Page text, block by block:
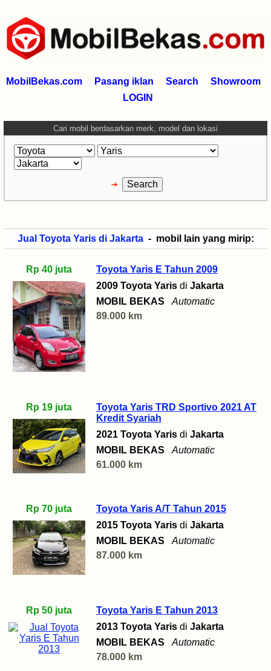
MobilBekas.com Pasang iklan Search
Showroom
LOGIN
Cari mobil berdasarkan merk, model dan lokasi
Jual Toyota Yaris di Jakarta- mobil lain yang mirip:
Rp 40 juta
Toyota Yaris E Tahun 2009
2009 Toyota Yaris di Jakarta
MOBIL BEKAS
Automatic
89.000 km
Rp 19 juta
Toyota Yaris TRD Sportivo 2021 AT
Kredit Syariah
2021 Toyota Yaris di Jakarta
MOBIL BEKAS
Automatic
61.000 km
Rp 70 juta
Toyota Yaris A/T Tahun 2015
2015 Toyota Yaris di Jakarta
MOBIL BEKAS
Automatic
87.000 km
Rp 50 juta
Toyota Yaris E Tahun 2013
2013 Toyota Yaris di Jakarta
MOBIL BEKAS
Automatic
78.000 km